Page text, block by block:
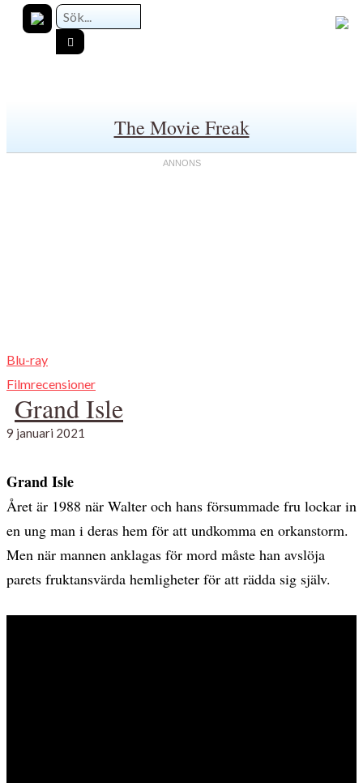
The Movie Freak
Blu-ray
Filmrecensioner
Grand Isle
9 januari 2021
Grand Isle
Året är 1988 när Walter och hans försummade fru lockar in
en ung man i deras hem för att undkomma en orkanstorm.
Men när mannen anklagas för mord måste han avslöja
parets fruktansvärda hemligheter för att rädda sig själv.